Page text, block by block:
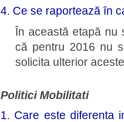
4. Ce se raportează în
În această etapă nu
că pentru 2016 nu
solicita ulterior
Politici Mobilitati
1. Care este diferenta